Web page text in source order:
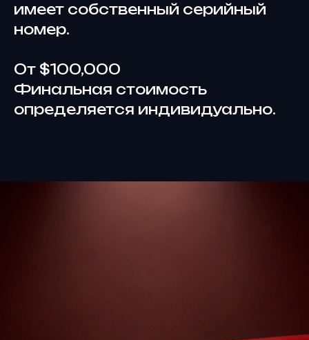
имеет собственный серийный
номер.
От $100,000
Финальная стоимость
определяется индивидуально.